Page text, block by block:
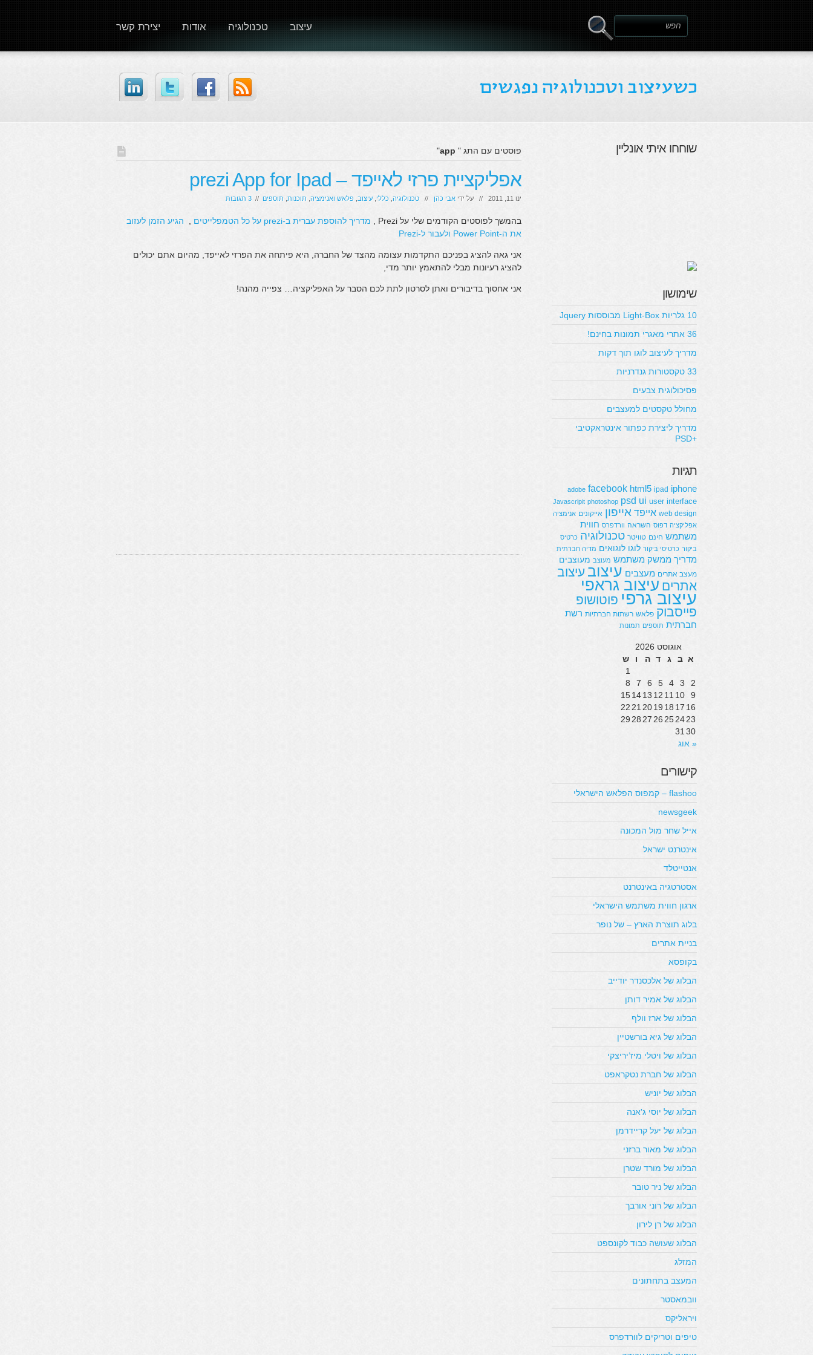
יצירת קשר אודות טכנולוגיה עיצוב
פוסטים עם התג " "
אפליקציית פרזי לאייפד – prezi App for Ipad
ינו 11, 2011 // על ידי אבי כהן // טכנולוגיה כללי עיצוב פלאש ואנימציה תוכנות תוספים // 3 תגובות
בהמשך לפוסטים הקודמים שלי על Prezi , מדריך להוספת עברית ב-prezi על כל הטמפלייטים
הגיע הזמן לעזוב
את ה-Power Point ולעבור ל-Prezi
אני גאה להציג בפניכם התקדמות עצומה מהצד של החברה, היא פיתחה את הפרזי לאייפד, מהיום אתם יכולים
להציג רעיונות מבלי להתאמץ יותר מדי,
אני אחסוך בדיבורים ואתן לסרטון לתת לכם הסבר על האפליקציה… צפייה מהנה!
שוחחו איתי אונליין
שימושון
10 גלריות Light-Box מבוססות Jquery
36 אתרי מאגרי תמונות בחינם!
מדריך לעיצוב לוגו תוך דקות
33 טקסטורות גנדרניות
פסיכולוגית צבעים
מחולל טקסטים למעצבים
מדריך ליצירת כפתור אינטראקטיבי
+PSD
תגיות
adobe facebook html5 ipad iphone
Javascripit photoshop psd ui user interface
web design אייפד אייפון אייקונים אנימציה
אפליקציה דפוס השראה וורדפרס חווית
משתמש חינם טוויטר טכנולוגיה כרטיס
ביקור כרטיסי ביקור לוגו לוגואים מדיה חברתית
מדריך ממשק משתמש מעוצב מעוצבים
מעצב אתרים מעצבים עיצוב עיצוב
אתרים עיצוב גראפי
עיצוב גרפי פוטושופ
פייסבוק פלאש רשתות חברתיות רשת
חברתית תוספים תמונות
אוגוסט 2026
א ב ג ד ה ו
ש
1
2
3
4
5
6
7
8
9
10
11
12
13
14
15
16
17
18
19
20
21
22
23
24
25
26
27
28
29
30
31
« אוג
קישורים
flashoo – קמפוס הפלאש הישראלי
newsgeek
אייל שחר מול המכונה
אינטרנט ישראל
אנטייטלד
אסטרטגיה באינטרנט
ארגון חווית משתמש הישראלי
בלוג תוצרת הארץ – של נופר
בניית אתרים
בקופסא
הבלוג של אלכסנדר יודייב
הבלוג של אמיר דותן
הבלוג של ארז וולף
הבלוג של גיא בורשטיין
הבלוג של ויטלי מיז’יריצקי
הבלוג של חברת נטקראפט
הבלוג של יוניש
הבלוג של יוסי ג'אנה
הבלוג של יעל קריידרמן
הבלוג של מאור ברזני
הבלוג של מורד שטרן
הבלוג של ניר טובר
הבלוג של רוני אורבך
הבלוג של רן לירון
הבלוג שעושה כבוד לקונספט
המזלג
המעצב בתחתונים
וובמאסטר
ויראליקס
טיפים וטריקים לוורדפרס